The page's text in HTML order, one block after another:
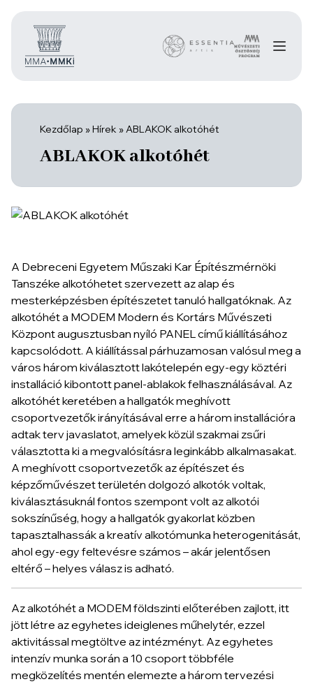
Kezdőlap »Hírek »ABLAKOK alkotóhét
ABLAKOK alkotóhét
A Debreceni Egyetem Műszaki Kar Építészmérnöki
Tanszéke alkotóhetet szervezett az alap és
mesterképzésben építészetet tanuló hallgatóknak. Az
alkotóhét a MODEM Modern és Kortárs Művészeti
Központ augusztusban nyíló PANEL című kiállításához
kapcsolódott. A kiállítással párhuzamosan valósul meg a
város három kiválasztott lakótelepén egy-egy köztéri
installáció kibontott panel-ablakok felhasználásával. Az
alkotóhét keretében a hallgatók meghívott
csoportvezetők irányításával erre a három installációra
adtak terv javaslatot, amelyek közül szakmai zsűri
választotta ki a megvalósításra leginkább alkalmasakat.
A meghívott csoportvezetők az építészet és
képzőművészet területén dolgozó alkotók voltak,
kiválasztásuknál fontos szempont volt az alkotói
sokszínűség, hogy a hallgatók gyakorlat közben
tapasztalhassák a kreatív alkotómunka heterogenitását,
ahol egy-egy feltevésre számos – akár jelentősen
eltérő – helyes válasz is adható.
Az alkotóhét a MODEM földszinti előterében zajlott, itt
jött létre az egyhetes ideiglenes műhelytér, ezzel
aktivitással megtöltve az intézményt. Az egyhetes
intenzív munka során a 10 csoport többféle
megközelítés mentén elemezte a három tervezési